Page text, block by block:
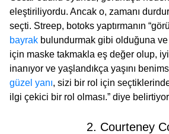
eleştiriliyordu. Ancak o, zamanı
seçti. Streep, botoks yaptırmanın
bayrak bulundurmak gibi olduğuna
için maske takmakla eş değer olup, iyi
inanıyor ve yaşlandıkça yaşını
güzel yanı, sizi bir rol için
ilgi çekici bir rol olması.” diye
2. Courteney